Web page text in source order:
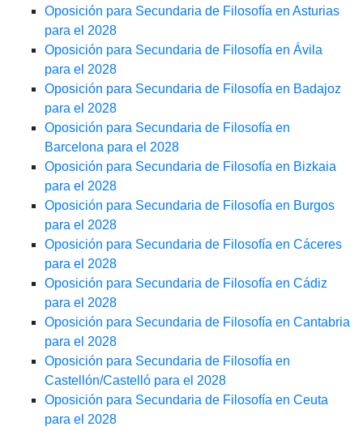
Oposición para Secundaria de Filosofía en Asturias
para el 2028
Oposición para Secundaria de Filosofía en Ávila
para el 2028
Oposición para Secundaria de Filosofía en Badajoz
para el 2028
Oposición para Secundaria de Filosofía en
Barcelona para el 2028
Oposición para Secundaria de Filosofía en Bizkaia
para el 2028
Oposición para Secundaria de Filosofía en Burgos
para el 2028
Oposición para Secundaria de Filosofía en Cáceres
para el 2028
Oposición para Secundaria de Filosofía en Cádiz
para el 2028
Oposición para Secundaria de Filosofía en Cantabria
para el 2028
Oposición para Secundaria de Filosofía en
Castellón/Castelló para el 2028
Oposición para Secundaria de Filosofía en Ceuta
para el 2028